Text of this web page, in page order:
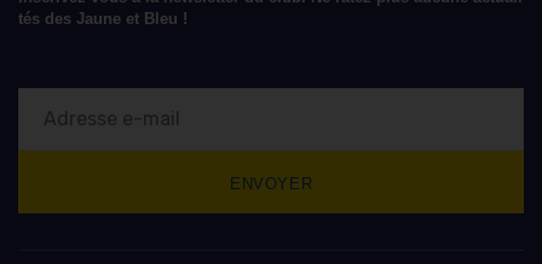
tés des Jaune et Bleu !